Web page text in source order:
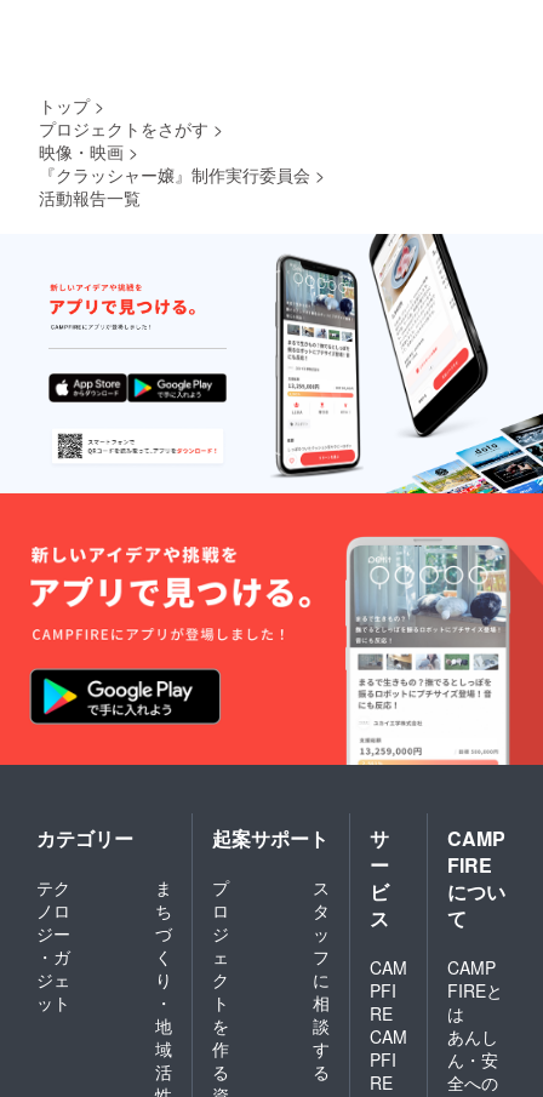
トップ >
プロジェクトをさがす >
映像・映画 >
『クラッシャー嬢』制作実行委員会 >
活動報告一覧
カテゴリー
テク
ノロ
ジー
・ガ
ジェ
ット
ま
ち
づ
く
り
・
地
域
活
起案サポート
プ
ロ
ジ
ェ
ク
ト
を
作
る
ス
タ
ッ
フ
に
相
談
す
る
サ
ー
ビ
ス
CAM
PFI
RE
CAM
PFI
RE
CAMP
FIRE
につい
て
CAMP
FIREと
は
あんし
ん・安
全への